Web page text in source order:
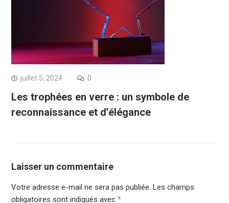
juillet 5, 2024 0
Les trophées en verre : un symbole de
reconnaissance et d’élégance
Laisser un commentaire
Votre adresse e-mail ne sera pas publiée. Les champs
obligatoires sont indiqués avec *